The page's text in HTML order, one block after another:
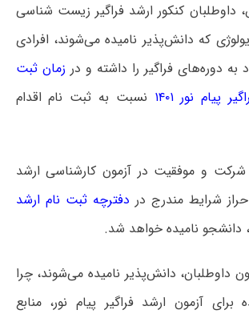
داوطلبان کنکور ارشد فراگیر زیست شناسی
که دانش‌پذیر نامیده می‌شوند، افرادی
دوره‌های فراگیر را داشته و در زمان ثبت
پیام نور ۱۴۰۱
نسبت به ثبت نام اقدام
و موفقیت در آزمون کارشناسی ارشد
شرایط مندرج در دفترچه ثبت نام ارشد
، دانشجو نامیده خواهد شد.
داوطلبان، دانش‌پذیر نامیده می‌شوند، چرا
برای آزمون ارشد فراگیر پیام نور، منابع